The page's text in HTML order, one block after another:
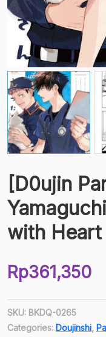
[D0ujin
with
Rp361,350
SKU: BKDQ-0265
Categories: Doujinshi,